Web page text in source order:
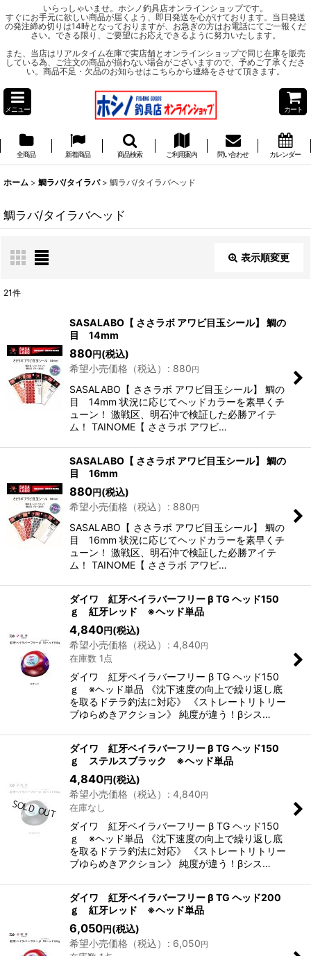
いらっしゃいませ。ホシノ釣具店オンラインショップです。
すぐにお手元に欲しい商品が届くよう、即日発送を心がけております。当日発送
の発注締め切りは14時となっておりますが、お急ぎの方はお電話にてご一報くだ
さい。できる限り、ご要望にお応えできるように努力いたします。
また、当店はリアルタイム在庫で実店舗とオンラインショップで同じ在庫を販売
している為、ご注文の商品が揃わない場合がございますので、予めご了承くださ
い。商品不足・欠品のお知らせはこちらから連絡をさせて頂きます。
メニュー カート
全商品 新着商品 商品検索 ご利用案内 問い合わせ カレンダー
ホーム > 鯛ラバ/タイラバ > 鯛ラバ/タイラバヘッド
鯛ラバ/タイラバヘッド
表示順変更
並び順:
絞り込む
21件
SASALABO【 ささラボ アワビ目玉シール】 鯛の
目 14mm
880円(税込)
希望小売価格（税込）
: 880円
SASALABO【 ささラボ アワビ目玉シール】 鯛の
目 14mm 状況に応じてヘッドカラーを素早くチ
ューン！ 激戦区、明石沖で検証した必勝アイテ
ム！ TAINOME【 ささラボ アワビ…
SASALABO【 ささラボ アワビ目玉シール】 鯛の
目 16mm
880円(税込)
希望小売価格（税込）
: 880円
SASALABO【 ささラボ アワビ目玉シール】 鯛の
目 16mm 状況に応じてヘッドカラーを素早くチ
ューン！ 激戦区、明石沖で検証した必勝アイテ
ム！ TAINOME【 ささラボ アワビ…
ダイワ 紅牙ベイラバーフリー β TG ヘッド150
ｇ 紅牙レッド ※ヘッド単品
4,840円(税込)
希望小売価格（税込）
: 4,840円
在庫数 1点
ダイワ 紅牙ベイラバーフリー β TG ヘッド150
ｇ ※ヘッド単品 《沈下速度の向上で繰り返し底
を取るドテラ釣法に対応》 《ストレートリトリー
ブゆらめきアクション》 純度が違う！βシス…
ダイワ 紅牙ベイラバーフリー β TG ヘッド150
ｇ ステルスブラック ※ヘッド単品
4,840円(税込)
希望小売価格（税込）
: 4,840円
在庫なし
ダイワ 紅牙ベイラバーフリー β TG ヘッド150
ｇ ※ヘッド単品 《沈下速度の向上で繰り返し底
を取るドテラ釣法に対応》 《ストレートリトリー
ブゆらめきアクション》 純度が違う！βシス…
ダイワ 紅牙ベイラバーフリー β TG ヘッド200
ｇ 紅牙レッド ※ヘッド単品
6,050円(税込)
希望小売価格（税込）
: 6,050円